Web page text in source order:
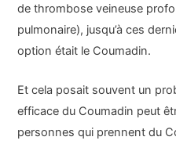
de thrombose veineuse
pulmonaire), jusqu’à ces
option était le Coumadin.
Et cela posait souvent un
efficace du Coumadin peut
personnes qui prennent du